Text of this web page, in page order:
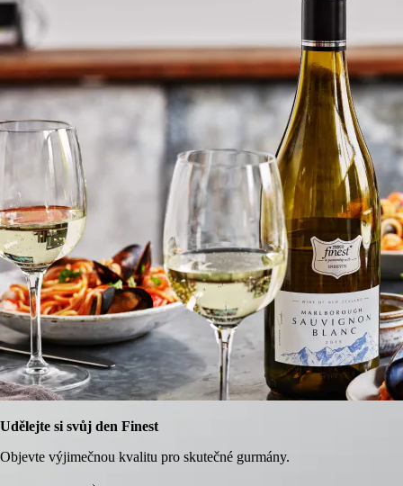
Udělejte si svůj den Finest
Objevte výjimečnou kvalitu pro skutečné gurmány.